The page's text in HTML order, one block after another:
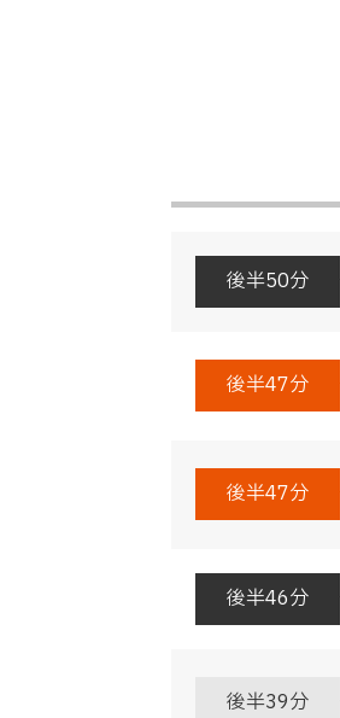
後半50分
後半47分
後半47分
後半46分
後半39分